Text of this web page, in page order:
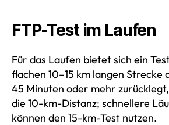
FTP-Test im Laufen
Für das Laufen bietet sich ein
flachen 10–15 km langen Strecke
45 Minuten oder mehr
die 10-km-Distanz; schnellere
können den 15-km-Test nutzen.